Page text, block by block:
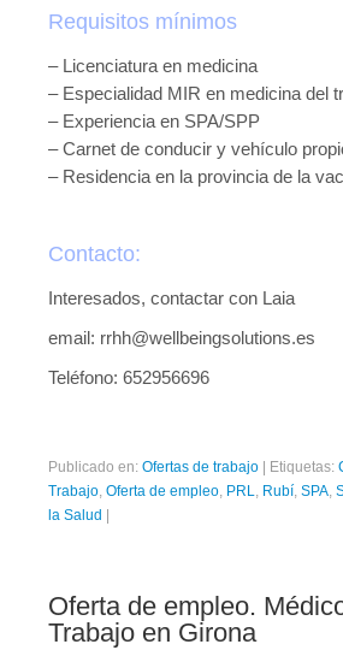
Requisitos mínimos
– Licenciatura en medicina
– Especialidad MIR en medicina del
– Experiencia en SPA/SPP
– Carnet de conducir y vehículo
– Residencia en la provincia de la
Contacto:
Interesados, contactar con Laia
email: rrhh@wellbeingsolutions.es
Teléfono: 652956696
Publicado en: Ofertas de trabajo | Etiquetas:
Trabajo Oferta de empleo PRL Rubí SPA
la Salud |
Oferta de empleo.
Trabajo en Girona